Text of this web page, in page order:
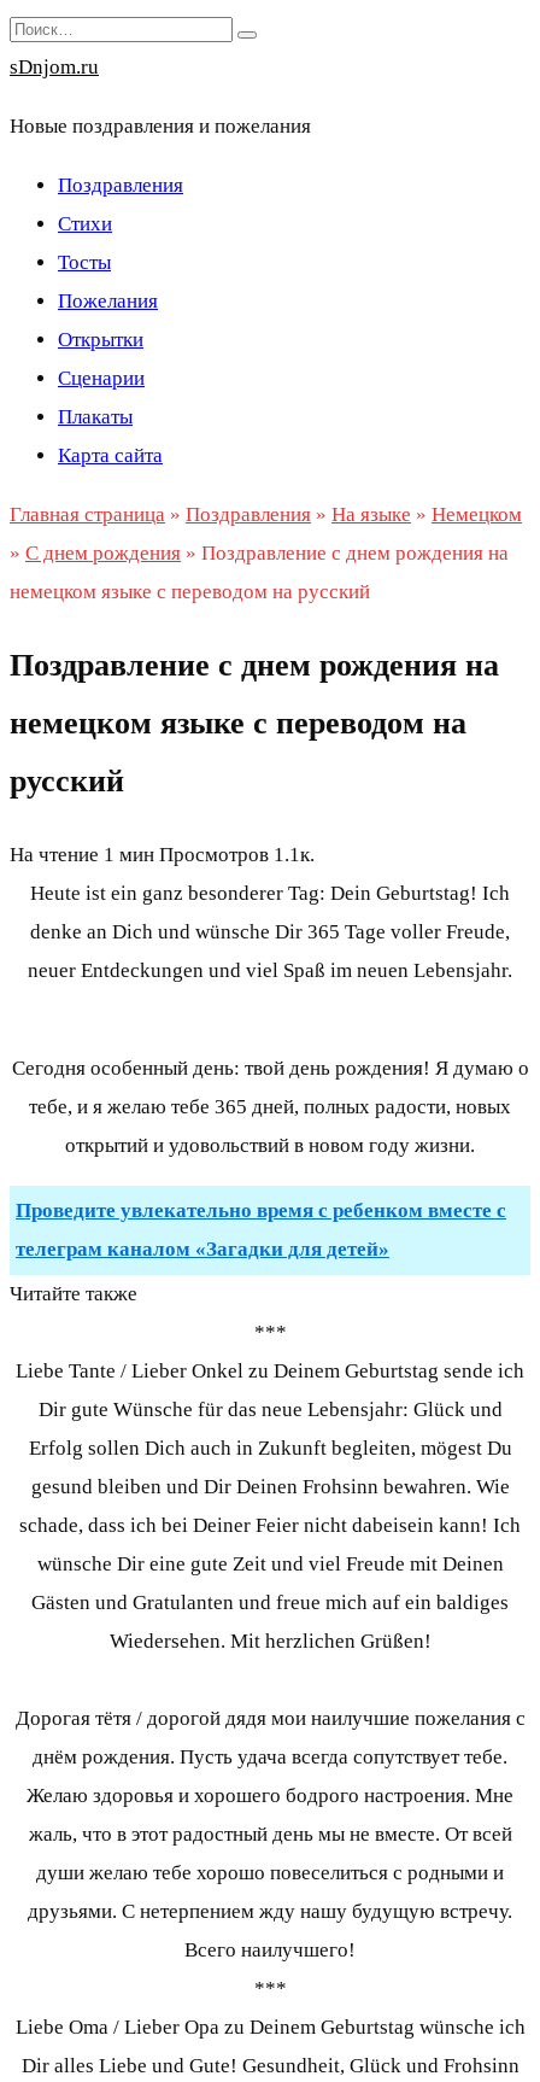
Перейти
к
Search
for:
sDnjom.ru
Новые поздравления и пожелания
Поздравления
Стихи
Тосты
Пожелания
Открытки
Сценарии
Плакаты
Карта сайта
Главная страница » Поздравления » На языке » Немецком
» С днем рождения » Поздравление с днем рождения на
немецком языке с переводом на русский
Поздравление с днем рождения на
немецком языке с переводом на
русский
На чтение 1 мин Просмотров 1.1к.
Heute ist ein ganz besonderer Tag: Dein Geburtstag! Ich
denke an Dich und wünsche Dir 365 Tage voller Freude,
neuer Entdeckungen und viel Spaß im neuen Lebensjahr.
Сегодня особенный день: твой день рождения! Я думаю о
тебе, и я желаю тебе 365 дней, полных радости, новых
открытий и удовольствий в новом году жизни.
Проведите увлекательно время с ребенком вместе с
телеграм каналом «Загадки для детей»
Читайте также
***
Liebe Tante / Lieber Onkel zu Deinem Geburtstag sende ich
Dir gute Wünsche für das neue Lebensjahr: Glück und
Erfolg sollen Dich auch in Zukunft begleiten, mögest Du
gesund bleiben und Dir Deinen Frohsinn bewahren. Wie
schade, dass ich bei Deiner Feier nicht dabeisein kann! Ich
wünsche Dir eine gute Zeit und viel Freude mit Deinen
Gästen und Gratulanten und freue mich auf ein baldiges
Wiedersehen. Mit herzlichen Grüßen!
Дорогая тётя / дорогой дядя мои наилучшие пожелания с
днём рождения. Пусть удача всегда сопутствует тебе.
Желаю здоровья и хорошего бодрого настроения. Мне
жаль, что в этот радостный день мы не вместе. От всей
души желаю тебе хорошо повеселиться с родными и
друзьями. С нетерпением жду нашу будущую встречу.
Всего наилучшего!
***
Liebe Oma / Lieber Opa zu Deinem Geburtstag wünsche ich
Dir alles Liebe und Gute! Gesundheit, Glück und Frohsinn